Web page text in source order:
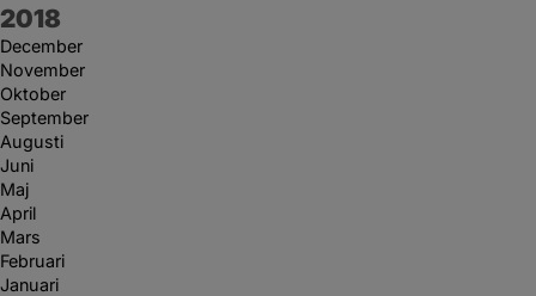
År:
2018
December
November
Oktober
September
Augusti
Juni
Maj
April
Mars
Februari
Januari